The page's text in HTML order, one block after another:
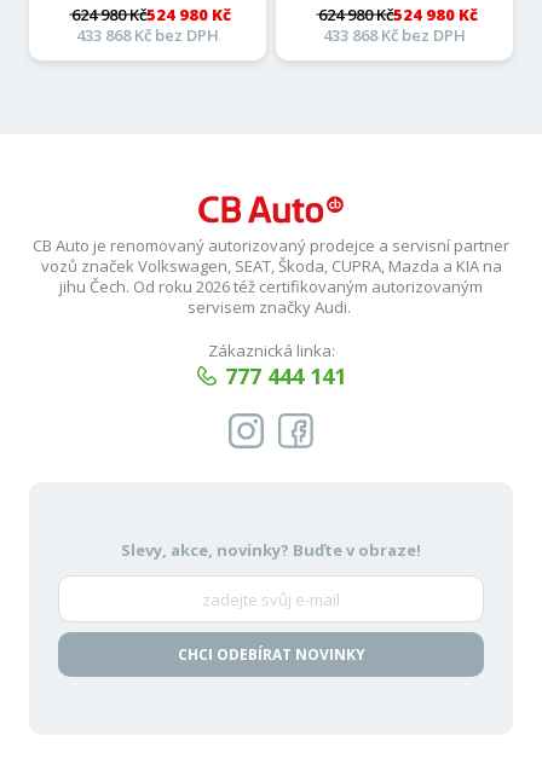
624 980 Kč524 980 Kč
433 868 Kč bez DPH
624 980 Kč524 980 Kč
433 868 Kč bez DPH
CB Auto je renomovaný autorizovaný prodejce a servisní partner
vozů značek Volkswagen, SEAT, Škoda, CUPRA, Mazda a KIA na
jihu Čech. Od roku 2026 též certifikovaným autorizovaným
servisem značky Audi.
Zákaznická linka:
777 444 141
Slevy, akce, novinky? Buďte v obraze!
CHCI ODEBÍRAT NOVINKY